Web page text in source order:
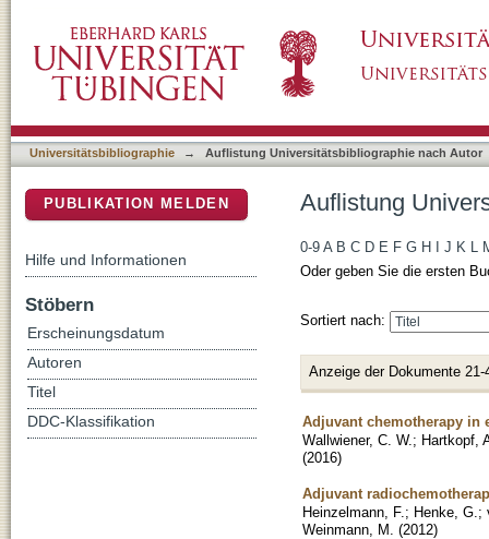
Universitätsbibliographie → Auflistung Universitätsbibliographie nach Autor
Auflistung
0-9 A B C D E F G H J K L
Oder geben Sie die ersten
Sortiert nach:
Anzeige der Dokumente 21-
Adjuvant chemotherapy in
Wallwiener, C. W. ; Hartkopf,
(2016)
Adjuvant
Heinzelmann, F. ; Henke, G. ;
Weinmann, M. (2012)
PUBLIKATION MELDEN
Hilfe und Informationen
Stöbern
Erscheinungsdatum
Autoren
Titel
DDC-Klassifikation